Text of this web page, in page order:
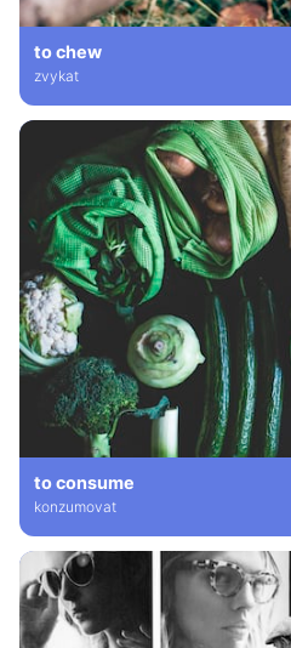
to chew
zvykat
to consume
konzumovat